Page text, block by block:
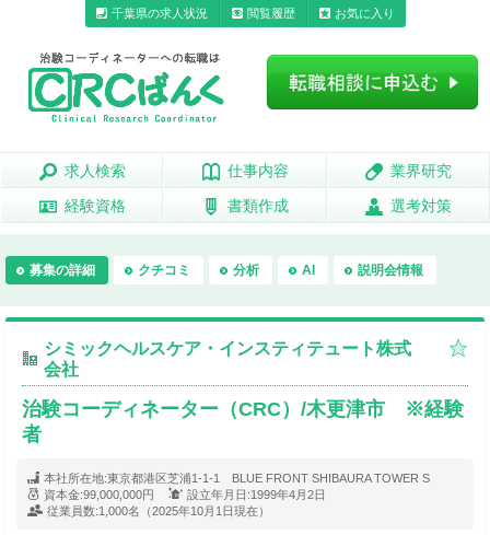
千葉県の求人状況 閲覧履歴 お気に入り
求人検索
求人検索 仕事内容
仕事内容 業界研究
業界研究
経験資格
経験資格 書類作成
書類作成 選考対策
選考対策
募集の詳細 クチコミ 分析 AI 説明会情報
シミックヘルスケア・インスティテュート株式
会社
治験コーディネーター（CRC）/木更津市 ※経験
者
本社所在地:東京都港区芝浦1-1-1 BLUE FRONT SHIBAURA TOWER S
資本金:99,000,000円 設立年月日:1999年4月2日
従業員数:1,000名（2025年10月1日現在）